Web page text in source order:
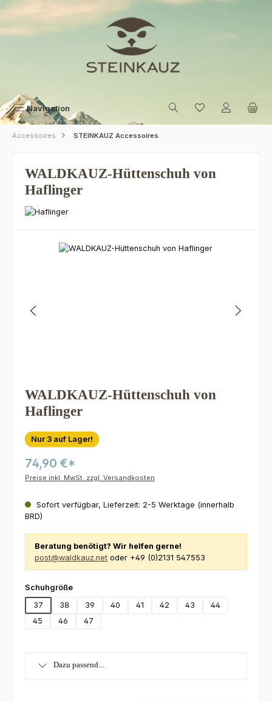
Zum Hauptinhalt springen
Navigation
Accessoires STEINKAUZ Accessoires
WALDKAUZ-Hüttenschuh von
Haflinger
Bildergalerie überspringen
WALDKAUZ-Hüttenschuh von
Haflinger
Nur 3 auf Lager!
74,90 €*
Preise inkl. MwSt. zzgl. Versandkosten
Sofort verfügbar, Lieferzeit: 2-5 Werktage (innerhalb
BRD)
Beratung benötigt? Wir helfen gerne!
post@waldkauz.net oder +49 (0)2131 547553
Schuhgrößeauswählen
37
38 39 40 41 42 43
44
45
46 47
Dazu passend...